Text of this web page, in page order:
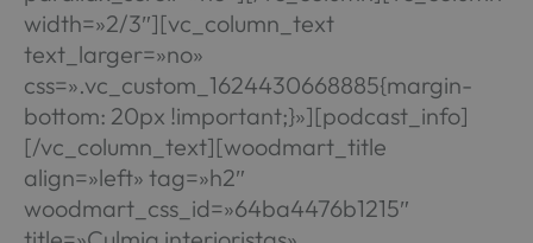
width=»2/3″][vc_column_text
text_larger=»no»
css=».vc_custom_1624430668885{margin-
bottom: 20px !important;}»][podcast_info]
[/vc_column_text][woodmart_title
align=»left» tag=»h2″
woodmart_css_id=»64ba4476b1215″